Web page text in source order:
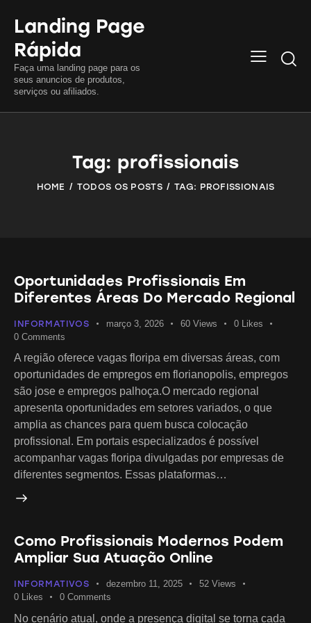
Landing Page
Rápida
Faça uma landing page para os
seus anuncios de produtos,
serviços ou afiliados.
Tag: profissionais
HOME TODOS OS POSTS TAG: PROFISSIONAIS
Oportunidades Profissionais Em
Diferentes Áreas Do Mercado Regional
INFORMATIVOS março 3, 2026 60 Views 0
Likes
0 Comments
A região oferece vagas floripa em diversas áreas, com
oportunidades de empregos em florianopolis, empregos
são jose e empregos palhoça.O mercado regional
apresenta oportunidades em setores variados, o que
amplia as chances para quem busca colocação
profissional. Em portais especializados é possível
acompanhar vagas floripa divulgadas por empresas de
diferentes segmentos. Essas plataformas…
Como Profissionais Modernos Podem
Ampliar Sua Atuação Online
INFORMATIVOS dezembro 11, 2025 52 Views
0 Likes 0 Comments
No cenário atual, onde a presença digital se torna cada